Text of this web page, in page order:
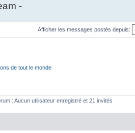
-
Afficher les messages postés depuis:
de tout le monde
: Aucun utilisateur enregistré et 21 invités